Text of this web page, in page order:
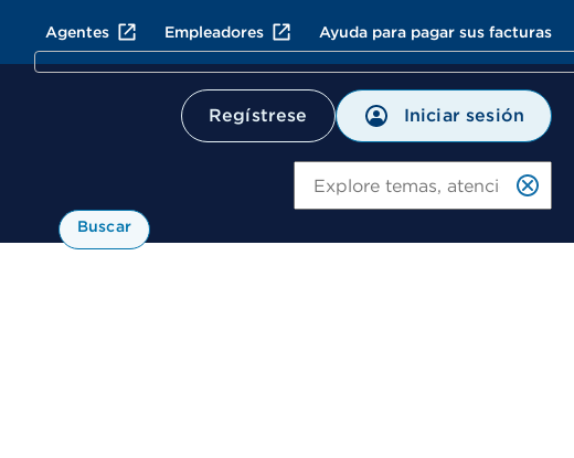
Agentes Empleadores Ayuda para pagar sus facturas
Regístrese Iniciar sesión
Buscar